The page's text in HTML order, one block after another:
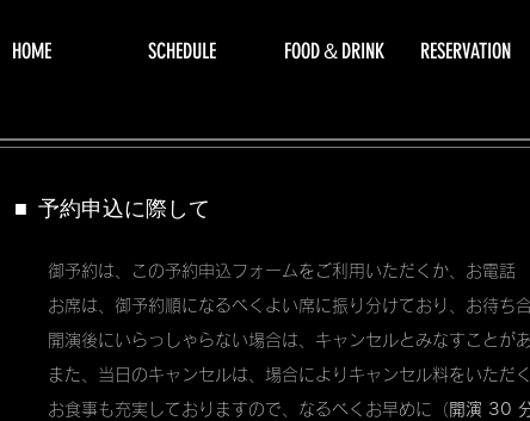
HOME SCHEDULE FOOD＆DRINK RESERVATION
■ 予約申込に際して
御予約は、この予約申込フォームをご利用いただくか、お電
お席は、御予約順になるべくよい席に振り分けており、お待ち
開演後にいらっしゃらない場合は、キャンセルとみなすことが
また、当日のキャンセルは、場合によりキャンセル料をいただ
お食事も充実しておりますので、なるべくお早めに（ 開演 30